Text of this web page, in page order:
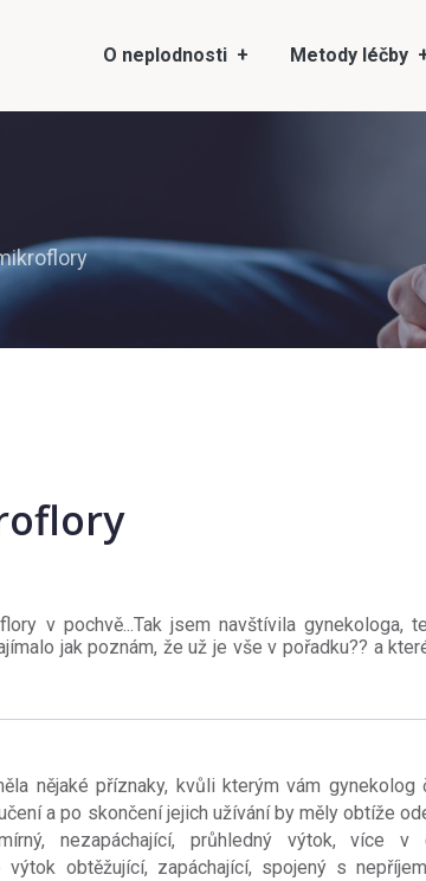
O neplodnosti Metody léčby
v pochvě...Tak jsem navštívila gynekologa,
jak poznám, že už je vše v pořadku?? a
nějaké příznaky, kvůli kterým vám gynekolog
a po skončení jejich užívání by měly obtíže
nezapáchající, průhledný výtok, více v
obtěžující, zapáchající, spojený s